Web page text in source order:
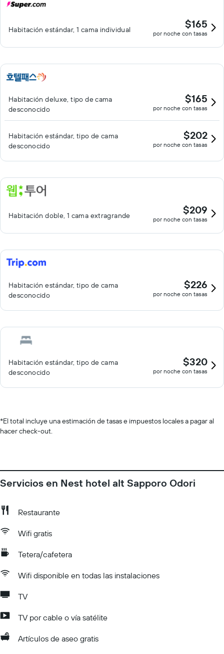
Habitación estándar, 1 cama individual $165
por noche con tasas
Habitación deluxe, tipo de cama
desconocido
$165
por noche con tasas
Habitación estándar, tipo de cama
desconocido
$202
por noche con tasas
Habitación doble, 1 cama extragrande $209
por noche con tasas
Habitación estándar, tipo de cama
desconocido
$226
por noche con tasas
Habitación estándar, tipo de cama
desconocido
$320
por noche con tasas
*El total incluye una estimación de tasas e impuestos locales a pagar al
hacer check-out.
Servicios en Nest hotel alt Sapporo Odori
Restaurante
Wifi gratis
Tetera/cafetera
Wifi disponible en todas las instalaciones
TV
TV por cable o vía satélite
Artículos de aseo gratis